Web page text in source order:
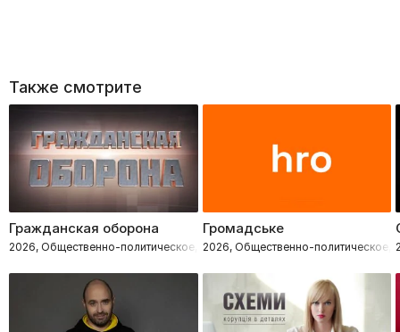
Также смотрите
Гражданская оборона
2026, Общественно-политическое, Расследования
Громадське
2026, Общественно-политическое,